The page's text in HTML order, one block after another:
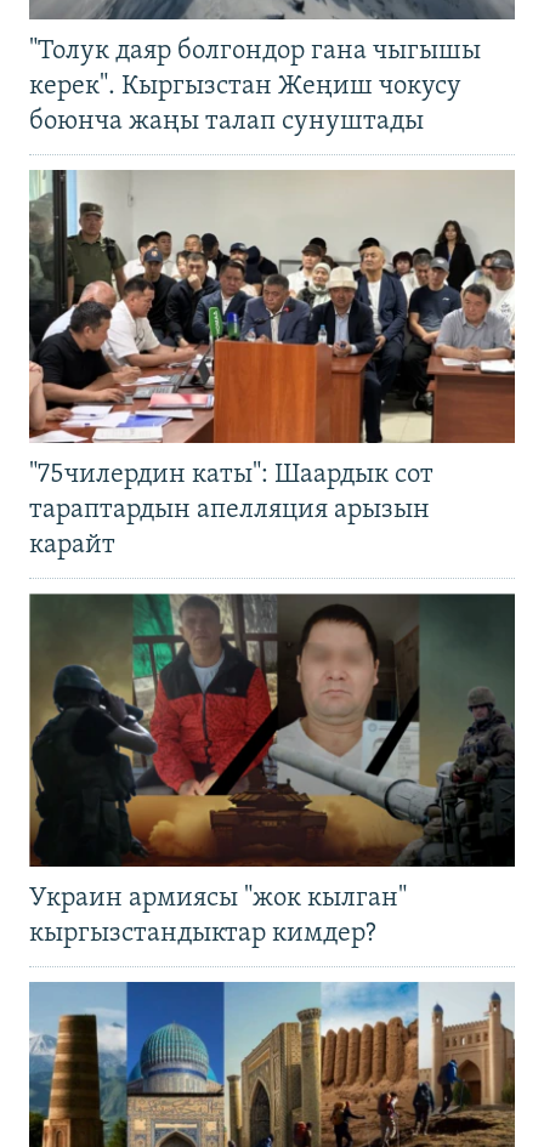
"Толук даяр болгондор гана чыгышы
керек". Кыргызстан Жеңиш чокусу
боюнча жаңы талап сунуштады
"75чилердин каты": Шаардык сот
тараптардын апелляция арызын
карайт
Украин армиясы "жок кылган"
кыргызстандыктар кимдер?